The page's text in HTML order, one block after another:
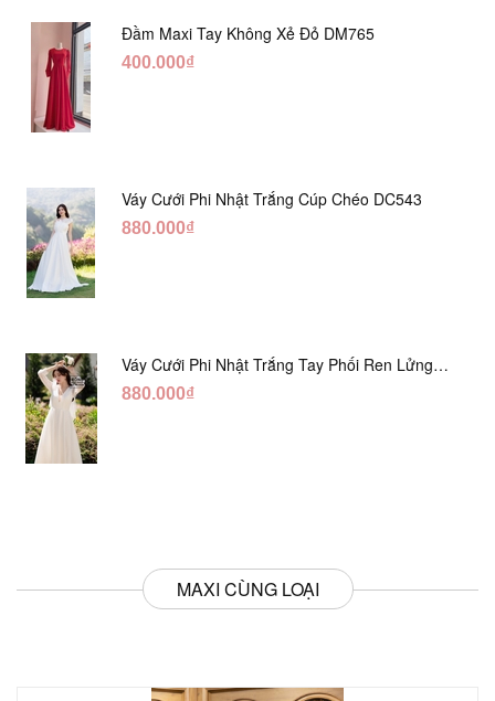
Đầm Maxi Tay Không Xẻ Đỏ DM765
400.000₫
Váy Cưới Phi Nhật Trắng Cúp Chéo DC543
880.000₫
Váy Cưới Phi Nhật Trắng Tay Phối Ren Lửng
DC554
880.000₫
MAXI CÙNG LOẠI